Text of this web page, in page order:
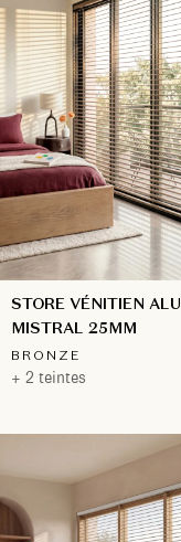
STORE VÉNITIEN ALU
MISTRAL 25MM
BRONZE
+ 2 teintes